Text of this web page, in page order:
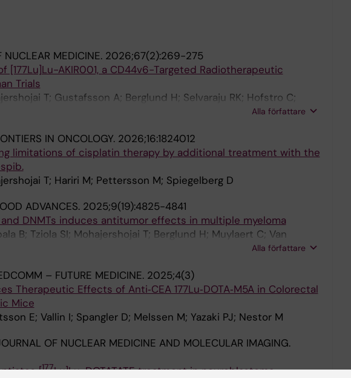
NUCLEAR MEDICINE. 2026;67(2):269-275
[177Lu]Lu-AKIR001, a CD44v6-Targeted Radiotherapeutic
Trials
T; Gustafsson A; Berglund H; Selvaraju RK; Hofstro C;
TA; More AF; Ochniewicz P; Zedenius J; Bernhardt P; Frejd FY;
Alla författare
IN ONCOLOGY. 2026;16:1824012
limitations of cisplatin therapy by additional treatment with the
T; Hariri M; Pettersson M; Spiegelberg D
ADVANCES. 2025;9(19):4825-4841
DNMTs induces antitumor effects in multiple myeloma
B; Tziola SI; Mohajershojai T; Berglund H; Muylaert C; Van
AA; Vasquez L; Jacob J; Bergquist E; Martin-Subero JI; Oberg F;
Alla författare
– FUTURE MEDICINE. 2025;4(3)
Therapeutic Effects of Anti‐CEA 177Lu‐DOTA‐M5A in Colorectal
Mice
E; Vallin I; Spangler D; Melssen M; Yazaki PJ; Nestor M
OF NUCLEAR MEDICINE AND MOLECULAR IMAGING.
[177Lu]Lu-DOTATATE treatment in neuroblastoma